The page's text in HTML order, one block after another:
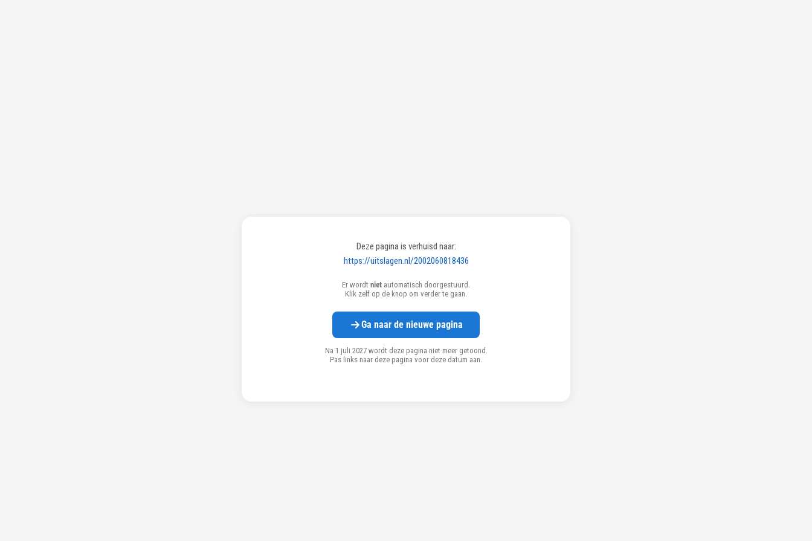
Deze pagina is verhuisd naar:
https://uitslagen.nl/2002060818436
Er wordt niet automatisch doorgestuurd.
Klik zelf op de knop om verder te gaan.
Ga naar de nieuwe pagina
Na 1 juli 2027 wordt deze pagina niet meer getoond.
Pas links naar deze pagina voor deze datum aan.